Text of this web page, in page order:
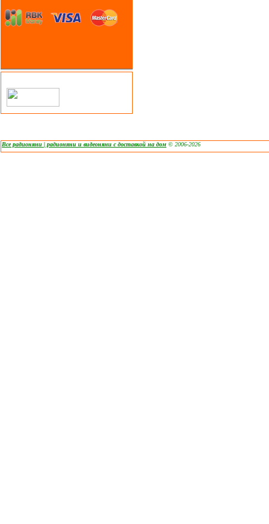
Все радионяни | радионяни и видеоняни с доставкой на дом © 2006-2026